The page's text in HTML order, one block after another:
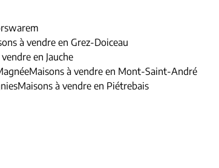
à vendre en Grez-Doiceau
en Jauche
Maisons à vendre en Mont-Saint-André
Maisons à vendre en Piétrebais